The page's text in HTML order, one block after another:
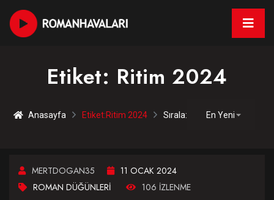
Etiket: Ritim 2024
Anasayfa Etiket:Ritim 2024 Sırala:
MERTDOGAN35
11 OCAK 2024
ROMAN DÜĞÜNLERI
106 IZLENME